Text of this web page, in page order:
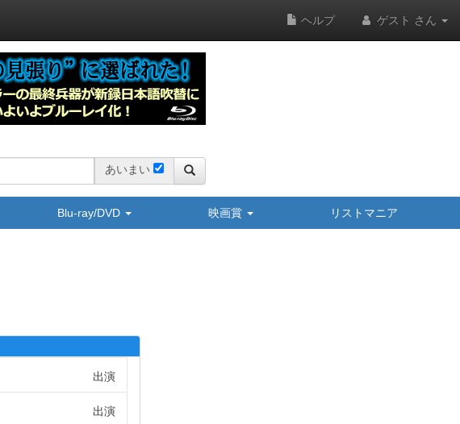
ヘルプ ゲスト さん
あいまい
Blu-ray/DVD 映画賞 リストマニア
出演
出演